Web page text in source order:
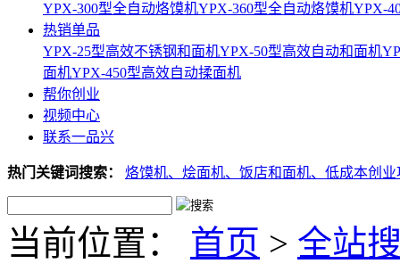
YPX-300型全自动烙馍机YPX-360型全自动烙馍机YPX-
热销单品
YPX-25型高效不锈钢和面机YPX-50型高效自动和面机
面机YPX-450型高效自动揉面机
帮你创业
视频中心
联系一品兴
热门关键词搜索： 烙馍机、 烩面机、 饭店和面机、 低成本创业
当前位置： 首页 > 全站